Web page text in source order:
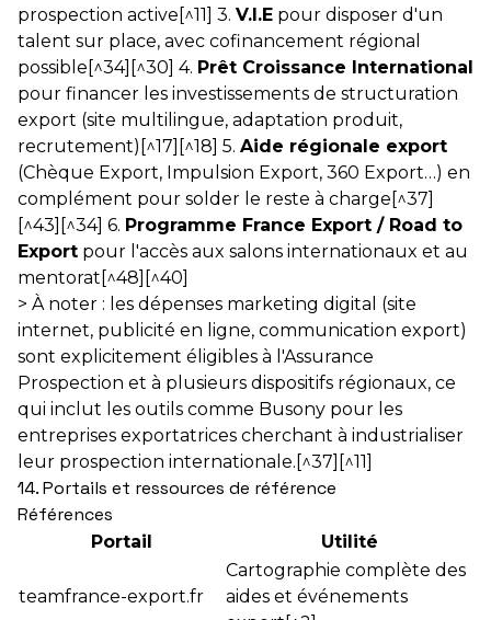
prospection active[^11] 3. V.I.E pour disposer d'un
talent sur place, avec cofinancement régional
possible[^34][^30] 4. Prêt Croissance International
pour financer les investissements de structuration
export (site multilingue, adaptation produit,
recrutement)[^17][^18] 5. Aide régionale export
(Chèque Export, Impulsion Export, 360 Export…) en
complément pour solder le reste à charge[^37]
[^43][^34] 6. Programme France Export / Road to
Export pour l'accès aux salons internationaux et au
mentorat[^48][^40]
> À noter : les dépenses marketing digital (site
internet, publicité en ligne, communication export)
sont explicitement éligibles à l'Assurance
Prospection et à plusieurs dispositifs régionaux, ce
qui inclut les outils comme Busony pour les
entreprises exportatrices cherchant à industrialiser
leur prospection internationale.[^37][^11]
14. Portails et ressources de référence
Références
Portail Utilité
teamfrance-export.fr
Cartographie complète des
aides et événements